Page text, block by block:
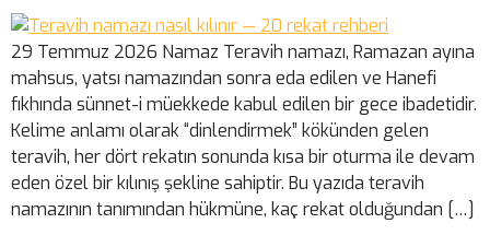
29 Temmuz 2026 Namaz Teravih namazı, Ramazan ayına
mahsus, yatsı namazından sonra eda edilen ve Hanefi
fıkhında sünnet-i müekkede kabul edilen bir gece ibadetidir.
Kelime anlamı olarak “dinlendirmek” kökünden gelen
teravih, her dört rekatın sonunda kısa bir oturma ile devam
eden özel bir kılınış şekline sahiptir. Bu yazıda teravih
namazının tanımından hükmüne, kaç rekat olduğundan […]